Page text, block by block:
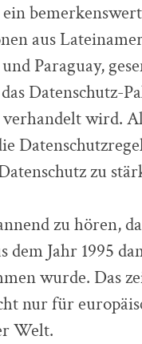
aus
Paraguay,
Datenschutz-
wird.
zu
zu hören,
Jahr 1995
wurde. Das
nur für
Welt.